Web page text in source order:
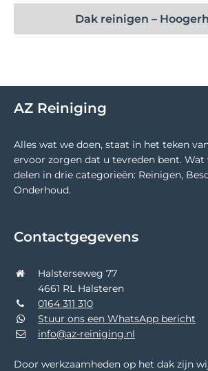
Dak reinigen –
AZ Reiniging
Alles wat we doen, staat in het teken
ervoor zorgen dat u tevreden bent. Wat
delen in drie categorieën: Reinigen,
Onderhoud.
Contactgegevens
Halsterseweg 77
4661 RL Halsteren
0164 311 310
Stuur ons een WhatsApp bericht
info@az-reiniging.nl
Door werkzaamheden op het dak zijn